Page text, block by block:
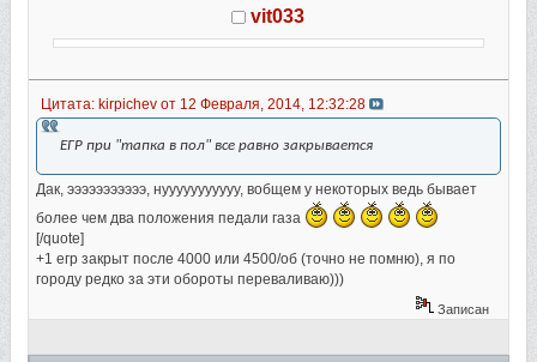
vit033
Цитата: kirpichev от 12 Февраля, 2014, 12:32:28
ЕГР при "тапка в пол" все равно закрывается
Дак, эээээээээээ, нууууууууууу, вобщем у некоторых ведь бывает
более чем два положения педали газа
[/quote]
+1 егр закрыт после 4000 или 4500/об (точно не помню), я по
городу редко за эти обороты переваливаю)))
Записан